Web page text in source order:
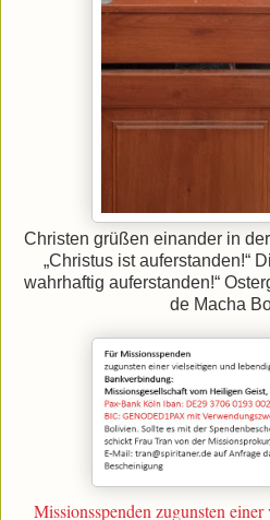
Christen grüßen einander in
„Christus ist auferstanden!“
wahrhaftig auferstanden!“
de Macha
Missionsspenden zugunsten